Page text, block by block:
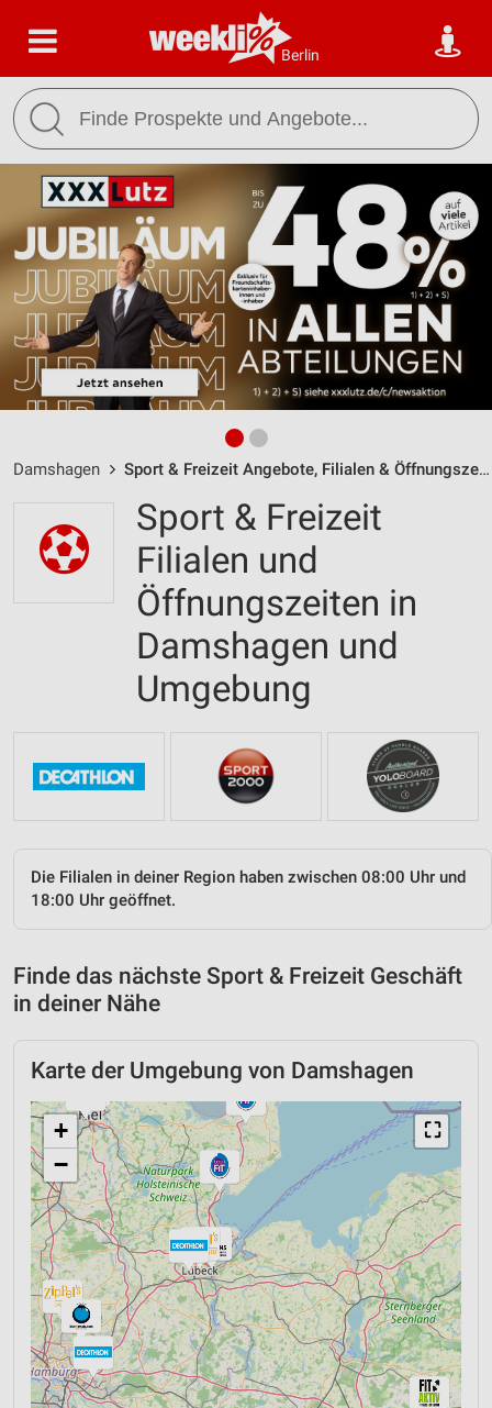
Berlin
Damshagen Sport & Freizeit Angebote, Filialen & Öffnungszeiten
Sport & Freizeit
Filialen und
Öffnungszeiten in
Damshagen und
Umgebung
Die Filialen in deiner Region haben zwischen 08:00 Uhr und
18:00 Uhr geöffnet.
Finde das nächste Sport & Freizeit Geschäft
in deiner Nähe
Karte der Umgebung von Damshagen
⛶
+
−